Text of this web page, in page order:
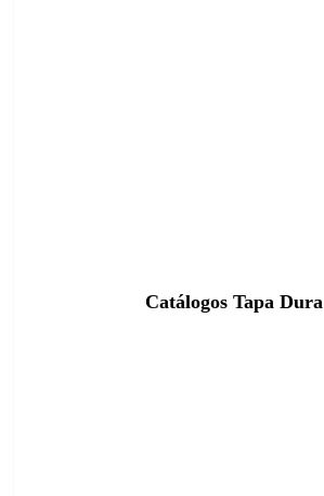
Catálogos Tapa Dura